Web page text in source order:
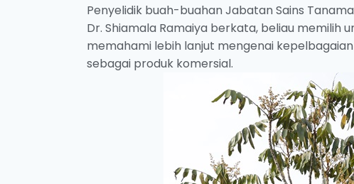
Penyelidik buah-buahan Jabatan Sains
Dr. Shiamala Ramaiya berkata, beliau
memahami lebih lanjut mengenai
sebagai produk komersial.